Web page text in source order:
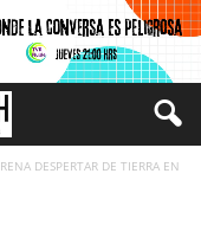
DESPERTAR DE TIERRA EN